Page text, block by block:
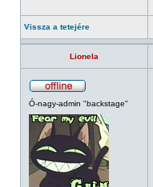
Vissza a tetejére
Lionela
Ó-nagy-admin "backstage"